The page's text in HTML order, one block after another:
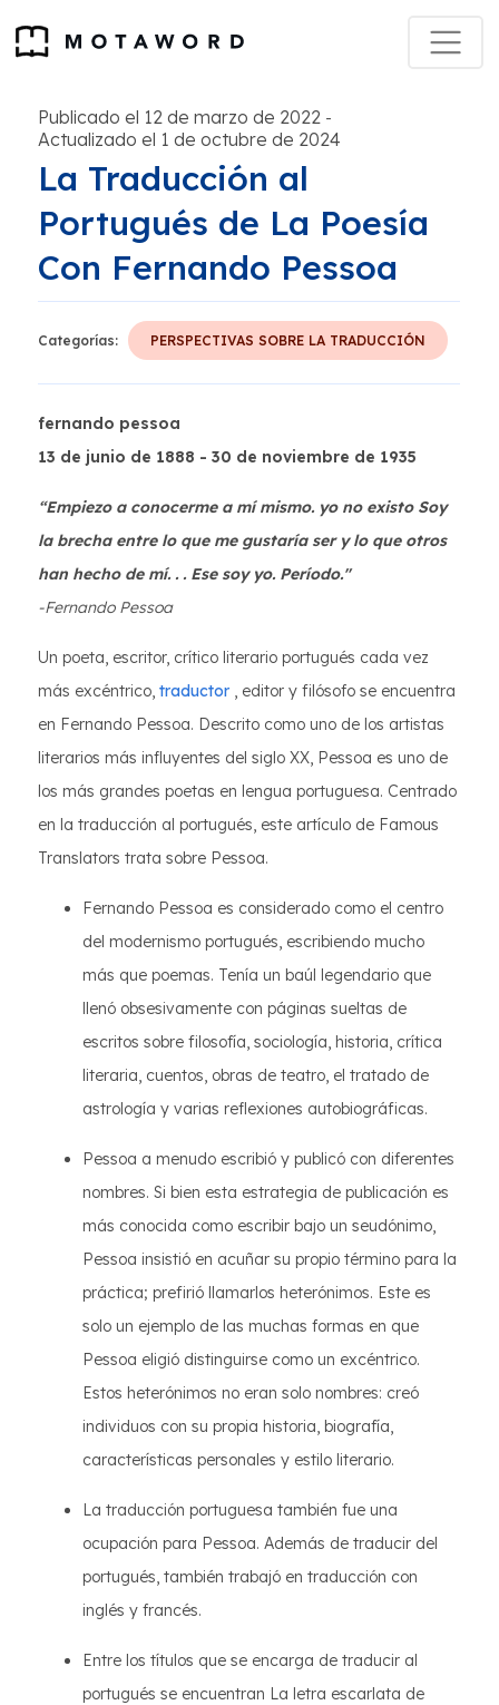
Publicado el 12 de marzo de 2022 -
Actualizado el 1 de octubre de 2024
La Traducción al
Portugués de La Poesía
Con Fernando Pessoa
Categorías: PERSPECTIVAS SOBRE LA TRADUCCIÓN
fernando pessoa
13 de junio de 1888 - 30 de noviembre de 1935
“Empiezo a conocerme a mí mismo. yo no existo Soy
la brecha entre lo que me gustaría ser y lo que otros
han hecho de mí. . . Ese soy yo. Período."
-Fernando Pessoa
Un poeta, escritor, crítico literario portugués cada vez
más excéntrico, traductor , editor y filósofo se encuentra
en Fernando Pessoa. Descrito como uno de los artistas
literarios más influyentes del siglo XX, Pessoa es uno de
los más grandes poetas en lengua portuguesa. Centrado
en la traducción al portugués, este artículo de Famous
Translators trata sobre Pessoa.
Fernando Pessoa es considerado como el centro
del modernismo portugués, escribiendo mucho
más que poemas. Tenía un baúl legendario que
llenó obsesivamente con páginas sueltas de
escritos sobre filosofía, sociología, historia, crítica
literaria, cuentos, obras de teatro, el tratado de
astrología y varias reflexiones autobiográficas.
Pessoa a menudo escribió y publicó con diferentes
nombres. Si bien esta estrategia de publicación es
más conocida como escribir bajo un seudónimo,
Pessoa insistió en acuñar su propio término para la
práctica; prefirió llamarlos heterónimos. Este es
solo un ejemplo de las muchas formas en que
Pessoa eligió distinguirse como un excéntrico.
Estos heterónimos no eran solo nombres: creó
individuos con su propia historia, biografía,
características personales y estilo literario.
La traducción portuguesa también fue una
ocupación para Pessoa. Además de traducir del
portugués, también trabajó en traducción con
inglés y francés.
Entre los títulos que se encarga de traducir al
portugués se encuentran La letra escarlata de